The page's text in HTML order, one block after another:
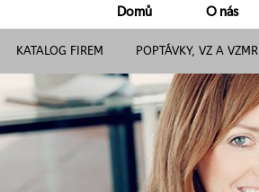
Domů O nás
KATALOG FIREM POPTÁVKY, VZ A VZMR